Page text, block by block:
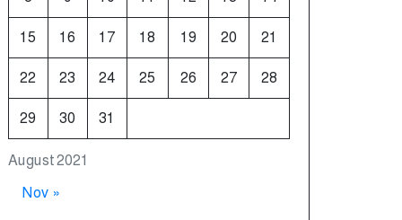
August 2021
15 16 17 18 19 20 21
22 23 24 25 26 27 28
29 30 31
Nov »